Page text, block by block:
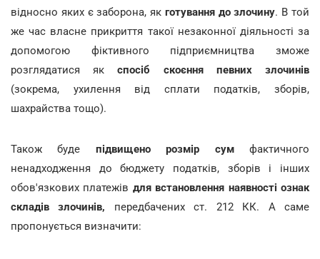
відносно яких є заборона, як готування до злочину. В той
же час власне прикриття такої незаконної діяльності за
допомогою фіктивного підприємництва зможе
розглядатися якспосіб скоєння певних злочинів
(зокрема, ухилення від сплати податків, зборів,
шахрайства тощо).
Також буде підвищено розмір сумфактичного
ненадходження до бюджету податків, зборів і інших
обов'язкових платежів для встановлення наявності ознак
складів злочинів, передбачених ст. 212 КК. А саме
пропонується визначити: